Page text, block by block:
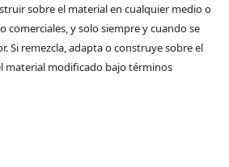
sobre el material en cualquier medio o
comerciales, y solo siempre y cuando se
Si remezcla, adapta o construye sobre el
material modificado bajo términos